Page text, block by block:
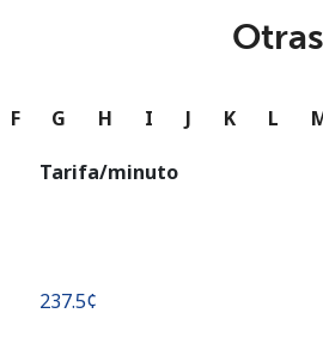
F G H I J K L
Tarifa/minuto
⁦237.5¢⁩